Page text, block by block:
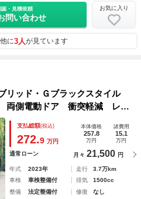
認・見積依頼
問い合わせ
お気に入り
に3人が見ています
リッド・Ｇブラックスタイル
両側電動ドア 衝突軽減 レー
トキー 前席シートヒーター
警報 オートライト／エアコ
支払総額(税込)
272.9 万円
本体価格
257.8
万円
諸費用
15.1
万円
通常ローン 月々 21,500 円
年式 2023年 走行
3.7万km
車検
車検整備付 排気
1500cc
整備
法定整備付 修復
なし